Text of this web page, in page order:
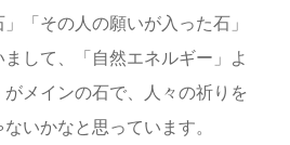
「その人の願いが入った石」
して、「自然エネルギー」よ
メインの石で、人々の祈りを
いかなと思っています。